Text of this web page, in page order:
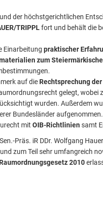
der höchstgerichtlichen
TRIPPLfort und behält die
Einarbeitung praktischer
zum
auf die Rechtsprechung
gelegt, wobei
wurden. Außerdem
Bundesländer aufgenommen.
mit OIB-Richtlinien samt
Präs. iR DDr. Wolfgang
zum Teil sehr umfangreich
2010